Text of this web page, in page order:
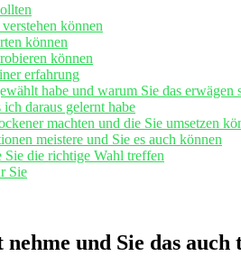
können
können
können
⁣erfahrung
habe und warum Sie‌ das‌ erwägen
daraus gelernt habe
machten und die Sie umsetzen
meistere und Sie es auch ⁣können
die richtige​ Wahl treffen
Sie
und Sie das auch